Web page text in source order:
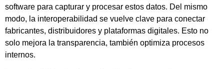
software para capturar y procesar estos datos. Del mismo
modo, la interoperabilidad se vuelve clave para conectar
fabricantes, distribuidores y plataformas digitales. Esto no
solo mejora la transparencia, también optimiza procesos
internos.